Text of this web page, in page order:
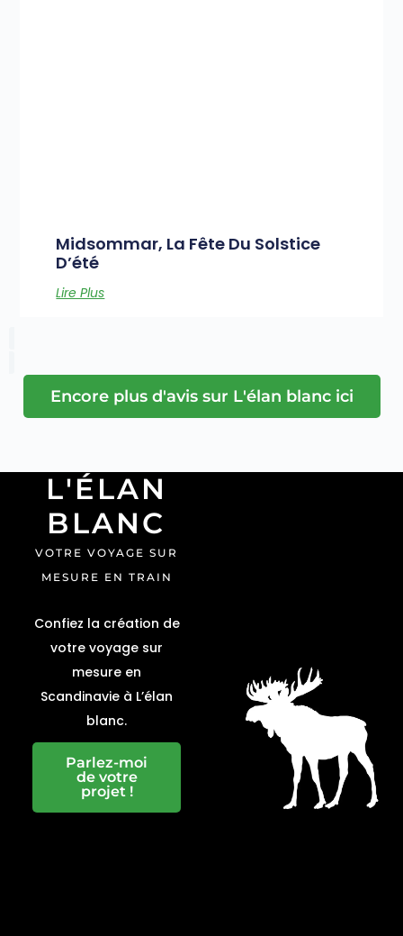
Midsommar, La Fête Du Solstice
D’été
Lire Plus
Encore plus d'avis sur L'élan blanc ici
L'ÉLAN
BLANC
VOTRE VOYAGE SUR
MESURE EN TRAIN
Confiez la création de
votre voyage sur
mesure en
Scandinavie à L’élan
blanc.
Parlez-moi
de votre
projet !